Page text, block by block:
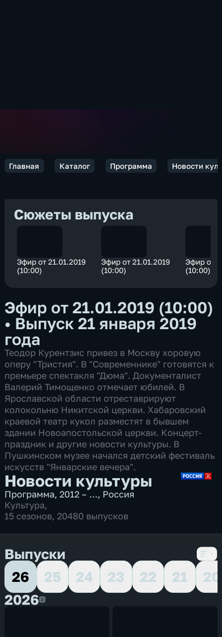
Главная Каталог Программа Новости
Сюжеты выпуска
Эфир от 21.01.2019
(10:00)
Эфир от 21.01.2019
(10:00)
Эфир от
(10:00)
Эфир от 21.01.2019 (10:00)
• Выпуск 21 января 2019
года
Теодор Курентзис привез в Москву хоровую
оперу "Тристия". В "Современнике" готовятся к
премьере спектакля "Дюма". Документалист
Валерий Тимощенко отмечает юбилей. В
Ярославской области отреставрируют
колокольню Никитской церкви. Хабаровский
краевой театр кукол разместят в бывшем
здании Новоапостольской церкви. Концерт-
праздник и другие новости культуры. В
Пушкинском музее начался детский фестиваль
искусств "Январские вечера".
Новости культуры
Программа,2012 – …, Россия
Культура,
15 сезонов, 20480 выпусков
Выпуски
26
25 24 23 22 21
20
20262026